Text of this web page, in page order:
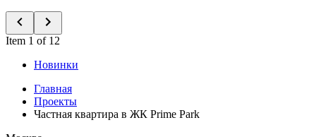
Item 1 of 12
Новинки
Главная
Проекты
Частная квартира в ЖК Prime Park